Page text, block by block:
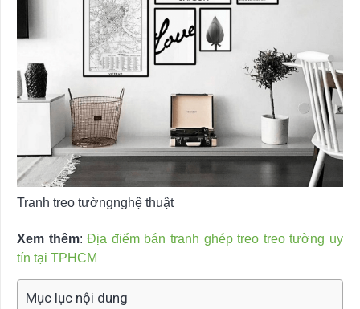
Tranh treo tườngnghệ thuật
Xem thêm:Địa điểm bán tranh ghép treo treo tường uy
tín tại TPHCM
Mục lục nội dung